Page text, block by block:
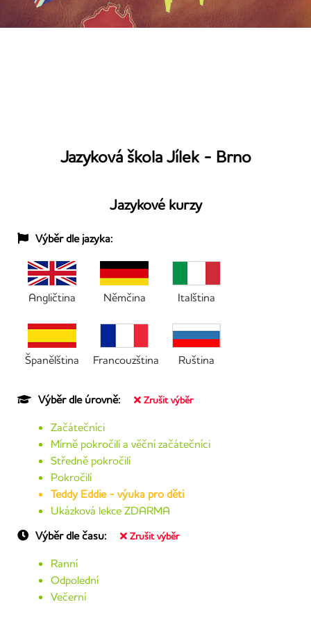
Jazyková škola Jílek - Brno
Jazykové kurzy
Výběr dle jazyka:
Angličtina Němčina Italština
Španělština Francouzština Ruština
Výběr dle úrovně: Zrušit výběr
Začátečníci
Mírně pokročilí a věční začátečníci
Středně pokročilí
Pokročilí
Teddy Eddie - výuka pro děti
Ukázková lekce ZDARMA
Výběr dle času:
Zrušit výběr
Ranní
Odpolední
Večerní